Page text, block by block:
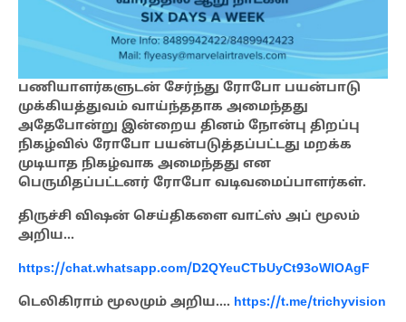
பணியாளர்களுடன் சேர்ந்து ரோபோ பயன்பாடு
முக்கியத்துவம் வாய்ந்ததாக அமைந்தது
அதேபோன்று இன்றைய தினம் நோன்பு திறப்பு
நிகழ்வில் ரோபோ பயன்படுத்தப்பட்டது மறக்க
முடியாத நிகழ்வாக அமைந்தது என
பெருமிதப்பட்டனர் ரோபோ வடிவமைப்பாளர்கள்.
திருச்சி விஷன் செய்திகளை வாட்ஸ் அப் மூலம்
அறிய…
https://chat.whatsapp.com/D2QYeuCTbUyCt93oWlOAgF
டெலிகிராம் மூலமும் அறிய…. https://t.me/trichyvision